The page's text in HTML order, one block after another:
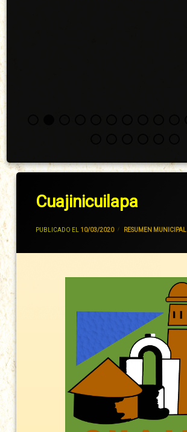
Cuajinicuilapa
PUBLICADO EL 10/03/2020 CATEGORÍAS:
RESUMEN MUNICIPAL